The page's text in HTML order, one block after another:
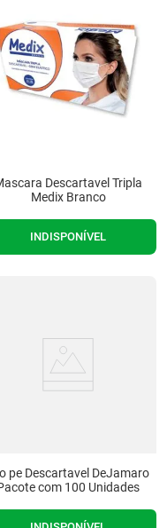
Descartavel Tripla
Medix Branco
INDISPONÍVEL
pe Descartavel DeJamaro
com 100 Unidades